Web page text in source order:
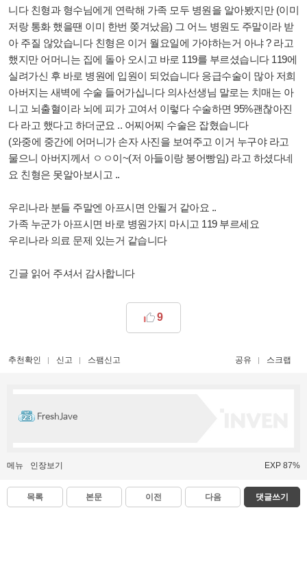
니다 친형과 형수님에게 연락해 가족 모두 병원을 알아봤지만 (이미
저랑 통화 했을땐 이미 한번 쫒겨났음) 그 어느 병원도 주말이라 받
아 주질 않았습니다 친형은 이거 월요일에 가야하는거 아냐 ? 라고
했지만 어머니는 집에 돌아 오시고 바로 119를 부르셨습니다 119에
실려가신 후 바로 병원에 입원이 되었습니다 응급수술이 많아 저희
아버지는 새벽에 수술 들어가십니다 의사선생님 말로는 치매는 아
니고 뇌출혈이라 뇌에 피가 고여서 이렇다 수술하면 95%괜찮아진
다 라고 했다고 하더군요 .. 어찌어찌 수술은 잡혔습니다
(와중에 중간에 어머니가 손자 사진을 보여주고 이거 누구야 라고
물으니 아버지께서 ㅇㅇ이~(저 아들이랑 붕어빵임) 라고 하셨다네
요 친형은 못알아보시고 ..
우리나라 분들 주말엔 아프시면 안될거 같아요 ..
가족 누군가 아프시면 바로 병원가지 마시고 119 부르세요
우리나라 의료 문제 있는거 같습니다
긴글 읽어 주셔서 감사합니다
9
추천확인 신고 스팸신고 공유 스크랩
FreshJave
메뉴 인장보기 EXP 87%
목록 본문 이전 다음 댓글쓰기